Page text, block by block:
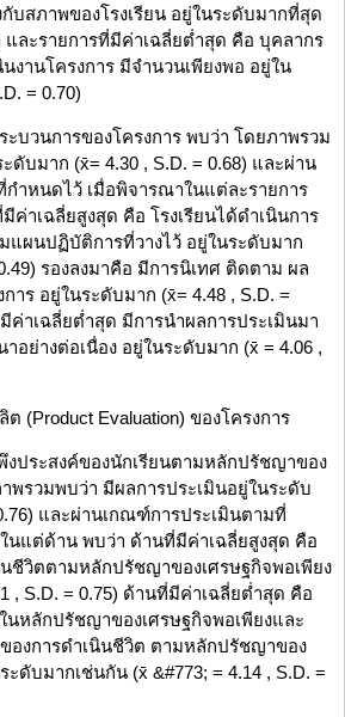
บสภาพของโรงเรียน อยู่ในระดับมากที่สุด
และรายการที่มีค่าเฉลี่ยต่ำสุด คือ บุคลากร
งานโครงการ มีจำนวนเพียงพอ อยู่ใน
= 0.70)
ะบวนการของโครงการ พบว่า โดยภาพรวม
ดับมาก (x̄= 4.30 , S.D. = 0.68) และผ่าน
ำหนดไว้ เมื่อพิจารณาในแต่ละรายการ
ค่าเฉลี่ยสูงสุด คือ โรงเรียนได้ดำเนินการ
แผนปฏิบัติการที่วางไว้ อยู่ในระดับมาก
รองลงมาคือ มีการนิเทศ ติดตาม ผล
าร อยู่ในระดับมาก (x̄= 4.48 , S.D. =
ค่าเฉลี่ยต่ำสุด มีการนำผลการประเมินมา
ย่างต่อเนื่อง อยู่ในระดับมาก (x̄ = 4.06 ,
(Product Evaluation) ของโครงการ
ประสงค์ของนักเรียนตามหลักปรัชญาของ
พรวมพบว่า มีผลการประเมินอยู่ในระดับ
และผ่านเกณฑ์การประเมินตามที่
นแต่ด้าน พบว่า ด้านที่มีค่าเฉลี่ยสูงสุด คือ
ชีวิตตามหลักปรัชญาของเศรษฐกิจพอเพียง
, S.D. = 0.75) ด้านที่มีค่าเฉลี่ยต่ำสุด คือ
นหลักปรัชญาของเศรษฐกิจพอเพียงและ
องการดำเนินชีวิต ตามหลักปรัชญาของ
ะดับมากเช่นกัน (x̄ &#773; = 4.14 , S.D. =